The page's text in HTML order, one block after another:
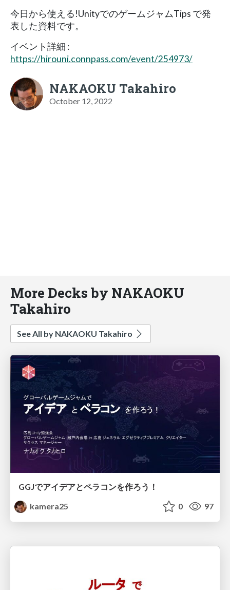
今日から使える!UnityでのゲームジャムTips で発
表した資料です。
イベント詳細 :
https://hirouni.connpass.com/event/254973/
NAKAOKU Takahiro
October 12, 2022
More Decks by NAKAOKU
Takahiro
See All by NAKAOKU Takahiro
GGJでアイデアとペラコンを作ろう！
kamera25
0 97